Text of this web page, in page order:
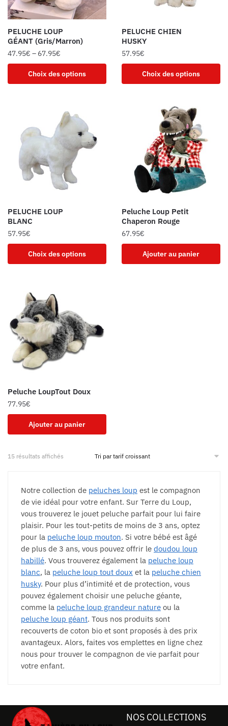
PELUCHE LOUP
GÉANT (Gris/Marron)
47.95€ – 67.95€
Choix des options
PELUCHE CHIEN
HUSKY
57.95€
Choix des options
PELUCHE LOUP
BLANC
57.95€
Choix des options
Peluche Loup Petit
Chaperon Rouge
67.95€
Ajouter au panier
Peluche LoupTout Doux
77.95€
Ajouter au panier
15 résultats affichés
Notre collection de peluches loup est le compagnon
de vie idéal pour votre enfant. Sur Terre du Loup,
vous trouverez le jouet peluche parfait pour lui faire
plaisir. Pour les tout-petits de moins de 3 ans, optez
pour la peluche loup mouton. Si votre bébé est âgé
de plus de 3 ans, vous pouvez offrir le doudou loup
habillé. Vous trouverez également la peluche loup
blanc, la peluche loup tout doux et la peluche chien
husky. Pour plus d’intimité et de protection, vous
pouvez également choisir une peluche géante,
comme la peluche loup grandeur nature ou la
peluche loup géant. Tous nos produits sont
recouverts de coton bio et sont proposés à des prix
avantageux. Alors, faites vos emplettes en ligne chez
nous pour trouver le compagnon de vie parfait pour
votre enfant.
NOS COLLECTIONS